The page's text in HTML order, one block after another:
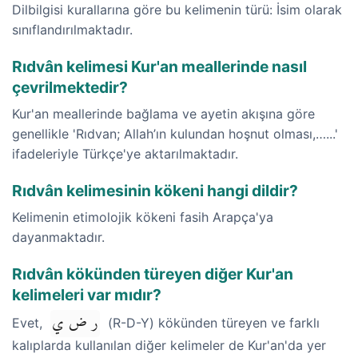
Dilbilgisi kurallarına göre bu kelimenin türü: İsim olarak
sınıflandırılmaktadır.
Rıdvân kelimesi Kur'an meallerinde nasıl
çevrilmektedir?
Kur'an meallerinde bağlama ve ayetin akışına göre
genellikle 'Rıdvan; Allah’ın kulundan hoşnut olması,…...'
ifadeleriyle Türkçe'ye aktarılmaktadır.
Rıdvân kelimesinin kökeni hangi dildir?
Kelimenin etimolojik kökeni fasih Arapça'ya
dayanmaktadır.
Rıdvân kökünden türeyen diğer Kur'an
kelimeleri var mıdır?
Evet, ر ض ي
(R-D-Y) kökünden türeyen ve farklı
kalıplarda kullanılan diğer kelimeler de Kur'an'da yer